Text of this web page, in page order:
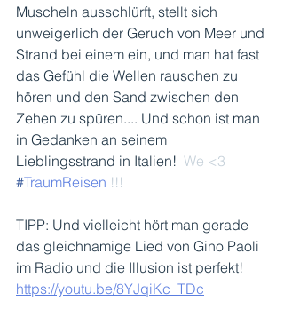
Muscheln ausschlürft, stellt sich
unweigerlich der Geruch von Meer und
Strand bei einem ein, und man hat fast
das Gefühl die Wellen rauschen zu
hören und den Sand zwischen den
Zehen zu spüren.... Und schon ist man
in Gedanken an seinem
Lieblingsstrand in Italien! We <3
#TraumReisen !!!
TIPP: Und vielleicht hört man gerade
das gleichnamige Lied von Gino Paoli
im Radio und die Illusion ist perfekt!
https://youtu.be/8YJqiKc_TDc